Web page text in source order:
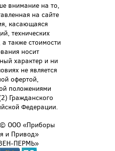
внимание на то,
на сайте
касающаяся
технических
а также стоимости
носит
характер и ни
не является
офертой,
положениями
Гражданского
Федерации.
ООО «Приборы
и Привод»
ПЕРМЬ»